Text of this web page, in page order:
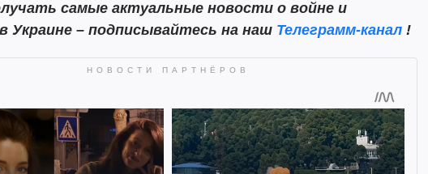
самые актуальные новости о войне и
Украине – подписывайтесь на наш Телеграмм-канал !